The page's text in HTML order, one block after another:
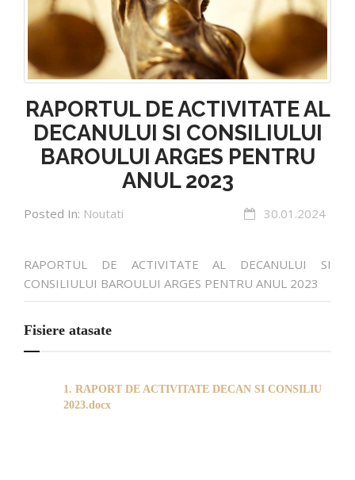
RAPORTUL DE ACTIVITATE AL
DECANULUI SI CONSILIULUI
BAROULUI ARGES PENTRU
ANUL 2023
Posted In: Noutati 30.01.2024
RAPORTUL DE ACTIVITATE AL DECANULUI SI
CONSILIULUI BAROULUI ARGES PENTRU ANUL 2023
Fisiere atasate
1. RAPORT DE ACTIVITATE DECAN SI CONSILIU
2023.docx